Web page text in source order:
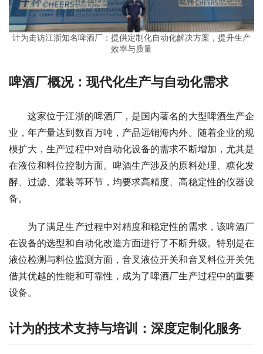
计为走访江浙知名啤酒厂：提供定制化自动化解决方案，提升生产
效率与质量
啤酒厂概况：现代化生产与自动化需求
这家位于江浙的啤酒厂，是国内著名的大型啤酒生产企
业，年产量达到数百万吨，产品远销海内外。随着企业的规
模扩大，生产过程中对自动化设备的需求不断增加，尤其是
在液位和料位控制方面。啤酒生产涉及的原料处理、糖化发
酵、过滤、灌装等环节，均要求高精度、高稳定性的仪器设
备。
为了满足生产过程中对精度和稳定性的需求，该啤酒厂
在设备的选型和自动化改造方面进行了不断升级。特别是在
液位检测与料位监测方面，音叉液位开关和音叉料位开关凭
借其优越的性能和可靠性，成为了啤酒厂生产过程中的重要
设备。
计为的技术支持与培训：深度定制化服务